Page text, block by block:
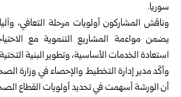
سوريا.
وناقش المشاركون أولويات مرحلة التعافي،
يضمن مواءمة المشاريع التنموية مع
استعادة الخدمات الأساسية، وتطوير البنية
وأكّد مدير إدارة التخطيط والإحصاء في وزارة
أن الورشة أسهمت في تحديد أولويات القطاع